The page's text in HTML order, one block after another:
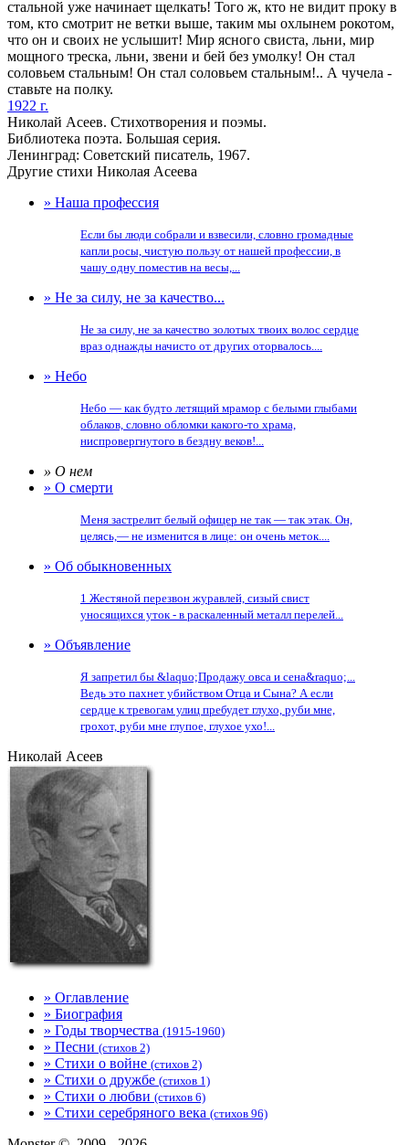
стальной уже начинает щелкать! Того ж, кто не видит проку в
том, кто смотрит не ветки выше, таким мы охлынем рокотом,
что он и своих не услышит! Мир ясного свиста, льни, мир
мощного треска, льни, звени и бей без умолку! Он стал
соловьем стальным! Он стал соловьем стальным!.. А чучела -
ставьте на полку.
1922 г.
Николай Асеев. Стихотворения и поэмы.
Библиотека поэта. Большая серия.
Ленинград: Советский писатель, 1967.
Другие стихи Николая Асеева
» Наша профессия
Если бы люди собрали и взвесили, словно громадные
капли росы, чистую пользу от нашей профессии, в
чашу одну поместив на весы,...
» Не за силу, не за качество...
Не за силу, не за качество золотых твоих волос сердце
враз однажды начисто от других оторвалось....
» Небо
Небо — как будто летящий мрамор с белыми глыбами
облаков, словно обломки какого-то храма,
ниспровергнутого в бездну веков!...
» О нем
» О смерти
Меня застрелит белый офицер не так — так этак. Он,
целясь,— не изменится в лице: он очень меток....
» Об обыкновенных
1 Жестяной перезвон журавлей, сизый свист
уносящихся уток - в раскаленный металл перелей...
» Объявление
Я запретил бы &laquo;Продажу овса и сена&raquo;...
Ведь это пахнет убийством Отца и Сына? А если
сердце к тревогам улиц пребудет глухо, руби мне,
грохот, руби мне глупое, глухое ухо!...
Николай Асеев
» Оглавление
» Биография
» Годы творчества (1915-1960)
» Песни (стихов 2)
» Стихи о войне (стихов 2)
» Стихи о дружбе (стихов 1)
» Стихи о любви (стихов 6)
» Стихи серебряного века (стихов 96)